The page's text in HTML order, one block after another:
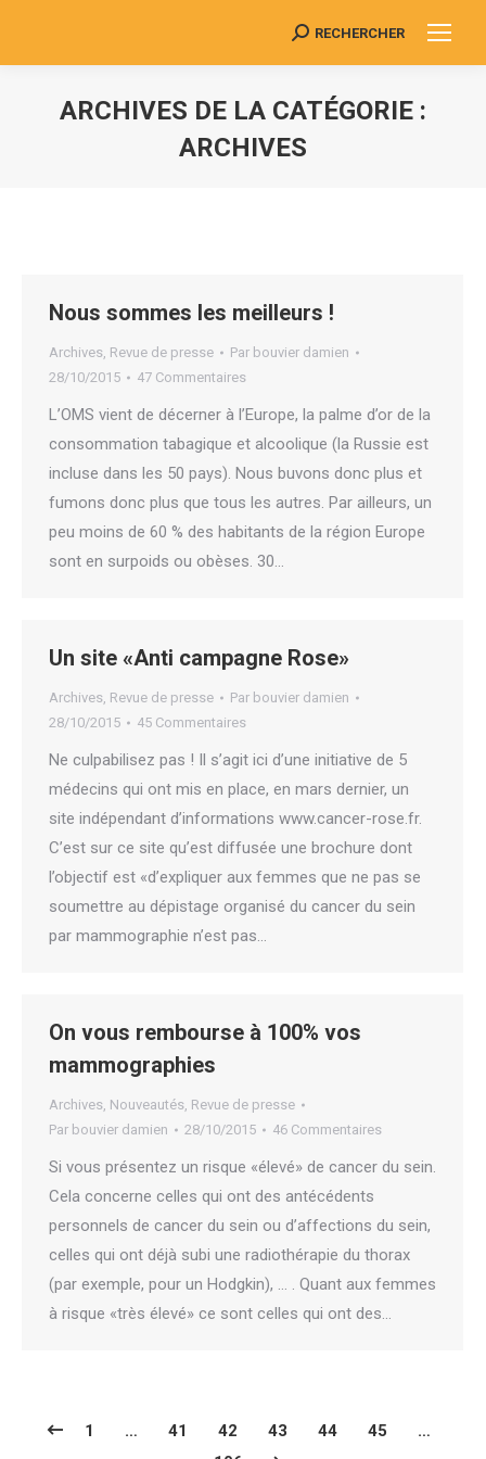
Search:
RECHERCHER
ARCHIVES DE LA CATÉGORIE :
ARCHIVES
Nous sommes les meilleurs !
Archives, Revue de presse Par bouvier damien
28/10/2015
47 Commentaires
L’OMS vient de décerner à l’Europe, la palme d’or de la
consommation tabagique et alcoolique (la Russie est
incluse dans les 50 pays). Nous buvons donc plus et
fumons donc plus que tous les autres. Par ailleurs, un
peu moins de 60 % des habitants de la région Europe
sont en surpoids ou obèses. 30…
Un site «Anti campagne Rose»
Archives, Revue de presse Par bouvier damien
28/10/2015
45 Commentaires
Ne culpabilisez pas ! Il s’agit ici d’une initiative de 5
médecins qui ont mis en place, en mars dernier, un
site indépendant d’informations www.cancer-rose.fr.
C’est sur ce site qu’est diffusée une brochure dont
l’objectif est «d’expliquer aux femmes que ne pas se
soumettre au dépistage organisé du cancer du sein
par mammographie n’est pas…
On vous rembourse à 100% vos
mammographies
Archives, Nouveautés, Revue de presse
Par bouvier damien 28/10/2015 46 Commentaires
Si vous présentez un risque «élevé» de cancer du sein.
Cela concerne celles qui ont des antécédents
personnels de cancer du sein ou d’affections du sein,
celles qui ont déjà subi une radiothérapie du thorax
(par exemple, pour un Hodgkin), … . Quant aux femmes
à risque «très élevé» ce sont celles qui ont des…
1 … 41 42 43 44 45
…